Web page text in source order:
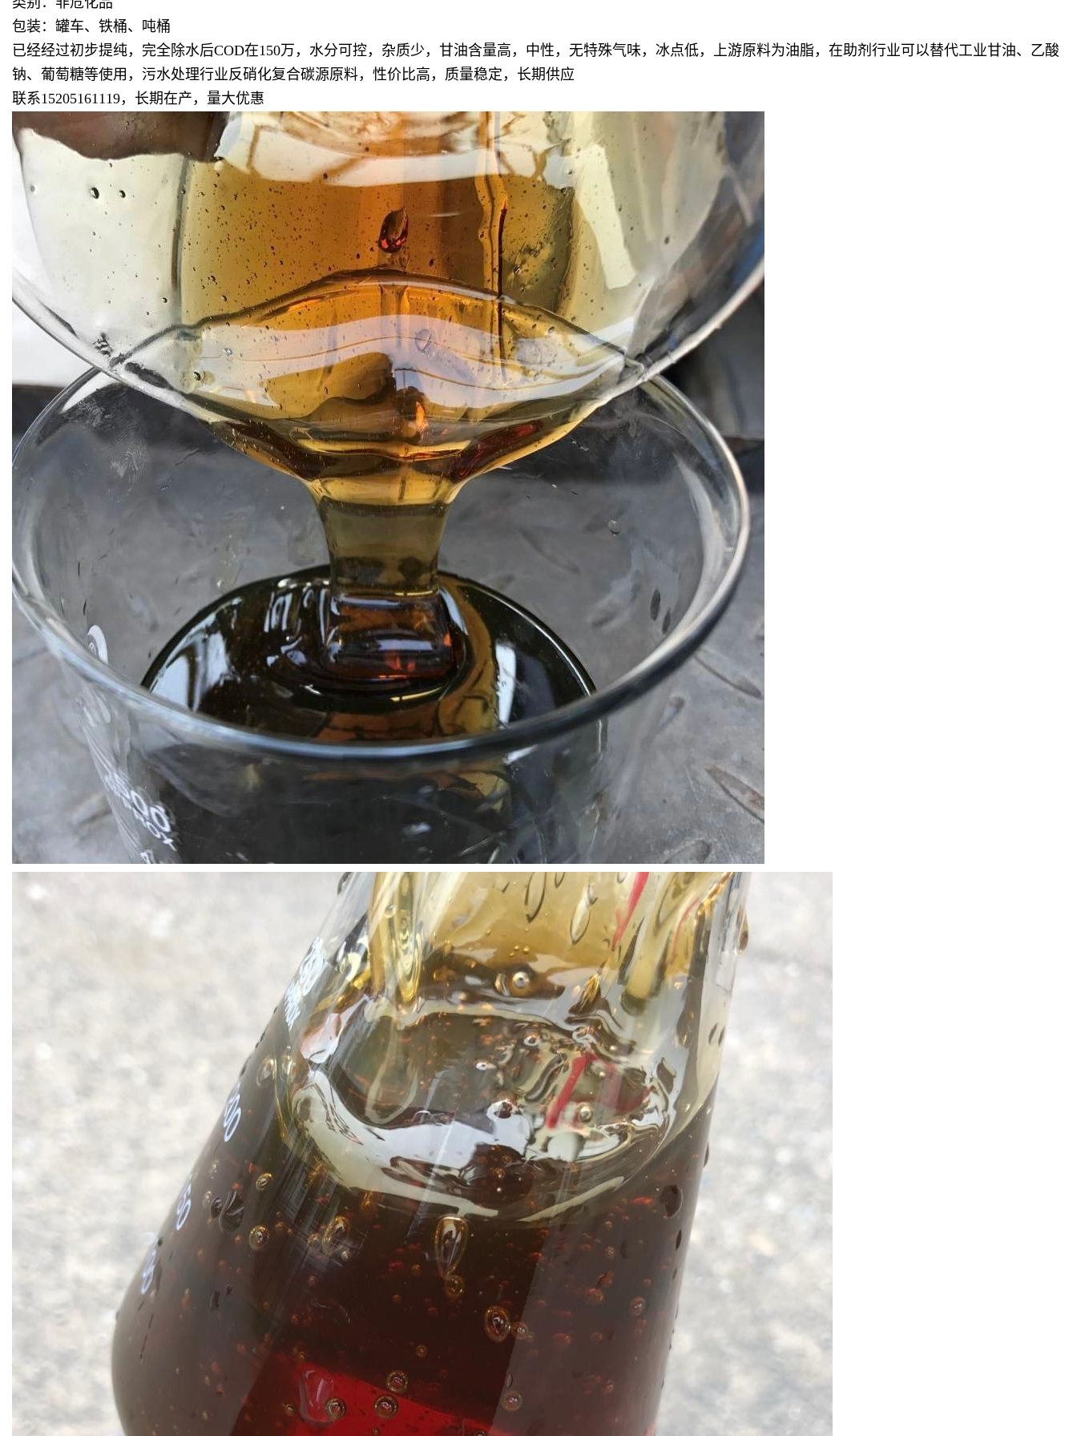
包装：罐车、铁桶、吨桶
已经经过初步提纯，完全除水后COD在150万，水分可控，杂质少，甘油含量高，中性，无特殊气味，冰点低，上游原料为油脂，在助剂行业可以替代工业甘油、乙酸
钠、葡萄糖等使用，污水处理行业反硝化复合碳源原料，性价比高，质量稳定，长期供应
联系15205161119，长期在产，量大优惠